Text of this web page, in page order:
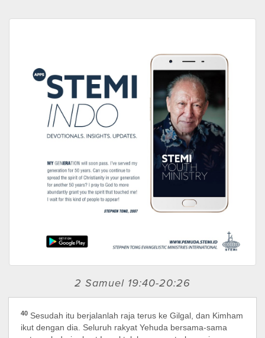
2 Samuel 19:40-20:26
40 Sesudah itu berjalanlah raja terus ke Gilgal, dan Kimham
ikut dengan dia. Seluruh rakyat Yehuda bersama-sama